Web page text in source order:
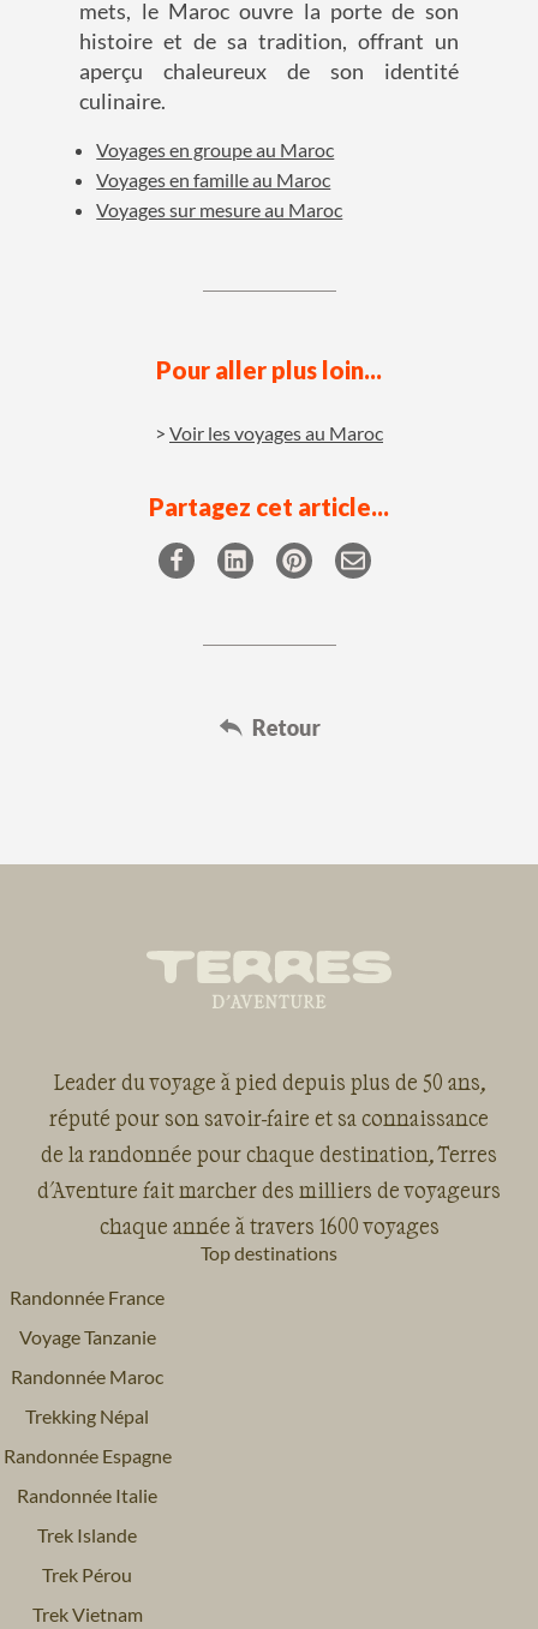
mets, le Maroc ouvre la porte de son
histoire et de sa tradition, offrant un
aperçu chaleureux de son identité
culinaire.
Voyages en groupe au Maroc
Voyages en famille au Maroc
Voyages sur mesure au Maroc
Pour aller plus loin...
Voir les voyages au Maroc
Partagez cet article...
Leader du voyage à pied depuis plus de 50 ans,
réputé pour son savoir-faire et sa connaissance
de la randonnée pour chaque destination, Terres
d'Aventure fait marcher des milliers de voyageurs
chaque année à travers 1600 voyages
Top destinations
Randonnée France
Voyage Tanzanie
Randonnée Maroc
Trekking Népal
Randonnée Espagne
Randonnée Italie
Trek Islande
Trek Pérou
Trek Vietnam